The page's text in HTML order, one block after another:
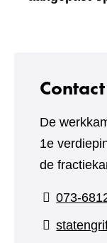
De
1e
de
073-